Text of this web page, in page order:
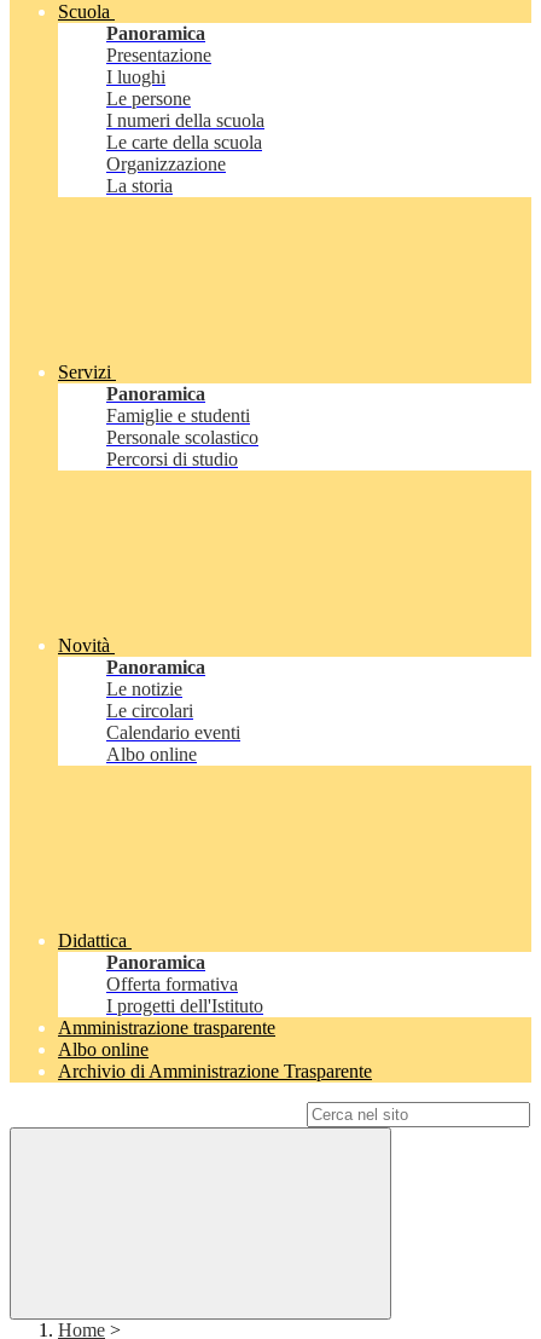
Scuola
Panoramica
Presentazione
I luoghi
Le persone
I numeri della scuola
Le carte della scuola
Organizzazione
La storia
Servizi
Panoramica
Famiglie e studenti
Personale scolastico
Percorsi di studio
Novità
Panoramica
Le notizie
Le circolari
Calendario eventi
Albo online
Didattica
Panoramica
Offerta formativa
I progetti dell'Istituto
Amministrazione trasparente
Albo online
Archivio di Amministrazione Trasparente
Home >